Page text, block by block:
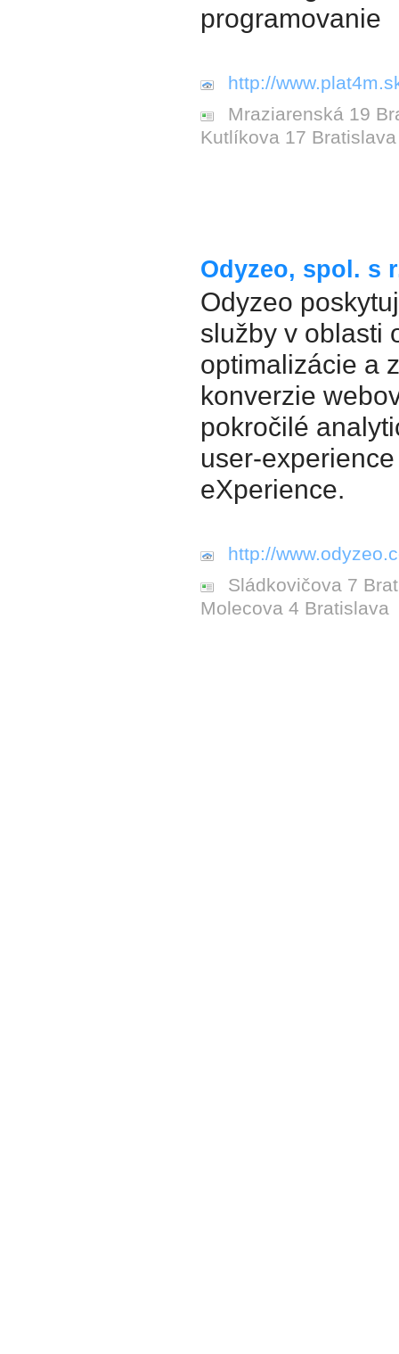
programovanie
http://
Mraziarenská 19
Kutlíkova 17 Bratislava
Odyzeo, spol. s
Odyzeo
služby v oblasti
optimalizácie a
konverzie
pokročilé
user-
eXperience.
http://
Sládkovičova 7
Molecova 4 Bratislava